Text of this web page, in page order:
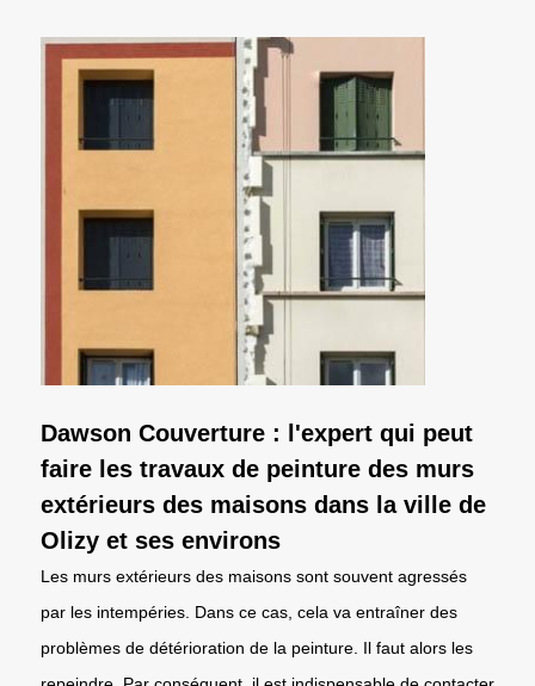
Dawson Couverture : l'expert qui peut
faire les travaux de peinture des murs
extérieurs des maisons dans la ville de
Olizy et ses environs
Les murs extérieurs des maisons sont souvent agressés
par les intempéries. Dans ce cas, cela va entraîner des
problèmes de détérioration de la peinture. Il faut alors les